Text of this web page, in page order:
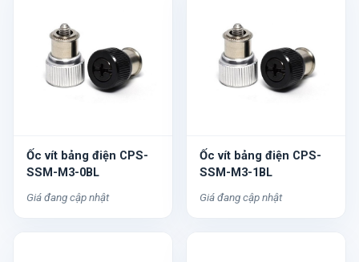
Ốc vít bảng điện CPS-
SSM-M3-0BL
Giá đang cập nhật
Ốc vít bảng điện CPS-
SSM-M3-1BL
Giá đang cập nhật